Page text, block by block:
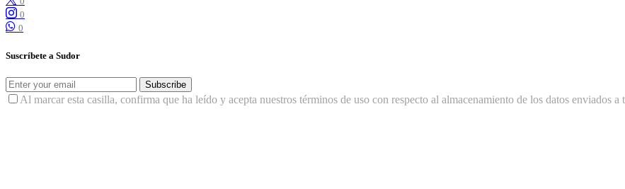
0
0
Suscríbete a Sudor
Subscribe
Al marcar esta casilla, confirma que ha leído y acepta nuestros términos de uso con respecto al almacenamiento de los datos enviados a